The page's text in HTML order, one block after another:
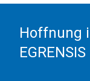
Hoffnung
EGRENSIS